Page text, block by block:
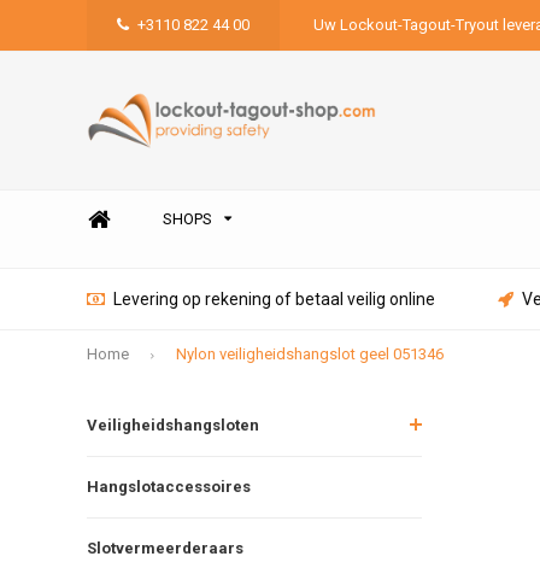
+3110 822 44 00 Uw Lockout-Tagout-Tryout
SHOPS
Levering op rekening of betaal veilig online
Home Nylon veiligheidshangslot geel 051346
Veiligheidshangsloten
Hangslotaccessoires
Slotvermeerderaars